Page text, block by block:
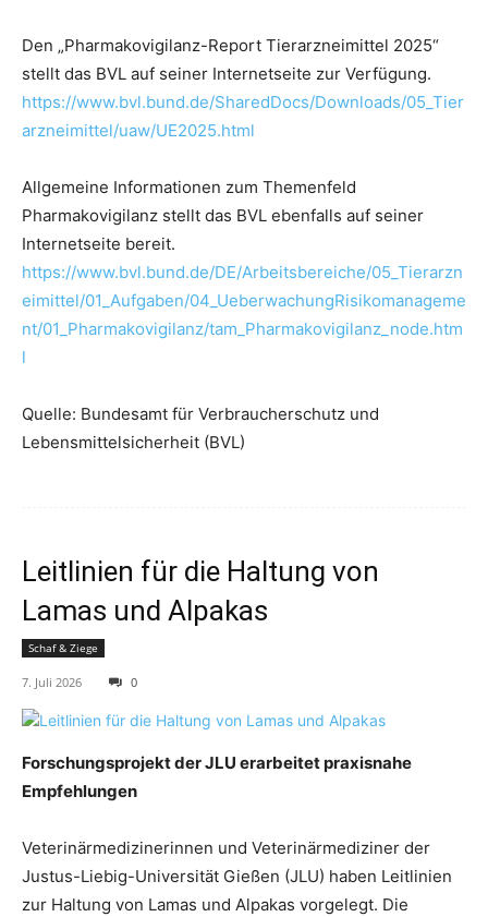
Den „Pharmakovigilanz-Report Tierarzneimittel 2025“
stellt das BVL auf seiner Internetseite zur Verfügung.
https://www.bvl.bund.de/SharedDocs/Downloads/05_Tier
arzneimittel/uaw/UE2025.html
Allgemeine Informationen zum Themenfeld
Pharmakovigilanz stellt das BVL ebenfalls auf seiner
Internetseite bereit.
https://www.bvl.bund.de/DE/Arbeitsbereiche/05_Tierarzn
eimittel/01_Aufgaben/04_UeberwachungRisikomanageme
nt/01_Pharmakovigilanz/tam_Pharmakovigilanz_node.htm
l
Quelle: Bundesamt für Verbraucherschutz und
Lebensmittelsicherheit (BVL)
Leitlinien für die Haltung von
Lamas und Alpakas
Schaf & Ziege
7. Juli 2026 0
Forschungsprojekt der JLU erarbeitet praxisnahe
Empfehlungen
Veterinärmedizinerinnen und Veterinärmediziner der
Justus-Liebig-Universität Gießen (JLU) haben Leitlinien
zur Haltung von Lamas und Alpakas vorgelegt. Die